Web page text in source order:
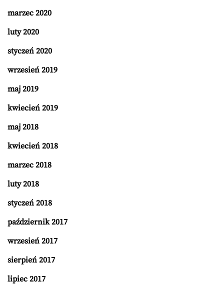
marzec 2020
luty 2020
styczeń 2020
wrzesień 2019
maj 2019
kwiecień 2019
maj 2018
kwiecień 2018
marzec 2018
luty 2018
styczeń 2018
październik 2017
wrzesień 2017
sierpień 2017
lipiec 2017